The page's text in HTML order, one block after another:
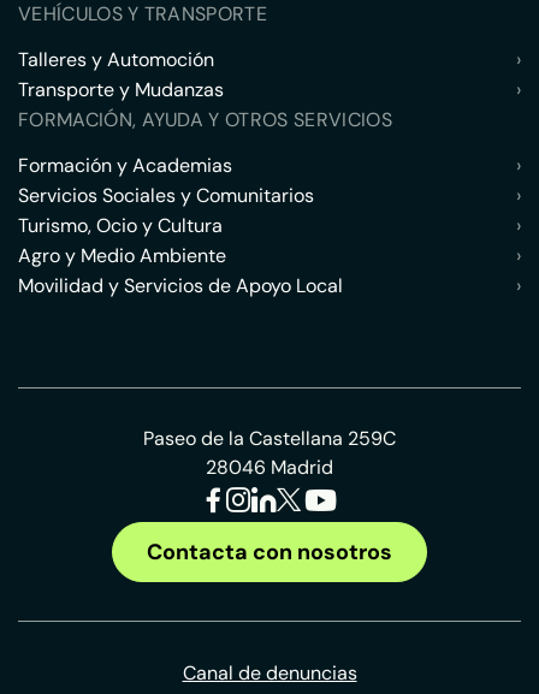
VEHÍCULOS Y TRANSPORTE
Talleres y Automoción
›
Transporte y Mudanzas
›
FORMACIÓN, AYUDA Y OTROS SERVICIOS
Formación y Academias
›
Servicios Sociales y Comunitarios
›
Turismo, Ocio y Cultura
›
Agro y Medio Ambiente
›
Movilidad y Servicios de Apoyo Local
›
Paseo de la Castellana 259C
28046 Madrid
Contacta con nosotros
Canal de denuncias